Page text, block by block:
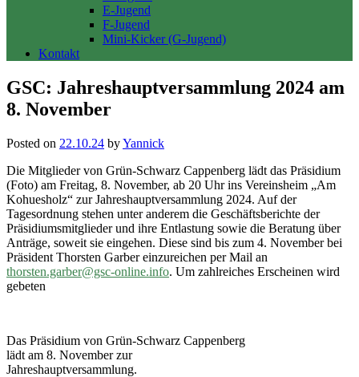
E-Jugend
F-Jugend
Mini-Kicker (G-Jugend)
Kontakt
GSC: Jahreshauptversammlung 2024 am
8. November
Posted on 22.10.24 byYannick
Die Mitglieder von Grün-Schwarz Cappenberg lädt das Präsidium
(Foto) am Freitag, 8. November, ab 20 Uhr ins Vereinsheim „Am
Kohuesholz“ zur Jahreshauptversammlung 2024. Auf der
Tagesordnung stehen unter anderem die Geschäftsberichte der
Präsidiumsmitglieder und ihre Entlastung sowie die Beratung über
Anträge, soweit sie eingehen. Diese sind bis zum 4. November bei
Präsident Thorsten Garber einzureichen per Mail an
thorsten.garber@gsc-online.info. Um zahlreiches Erscheinen wird
gebeten
Das Präsidium von Grün-Schwarz Cappenberg
lädt am 8. November zur
Jahreshauptversammlung.